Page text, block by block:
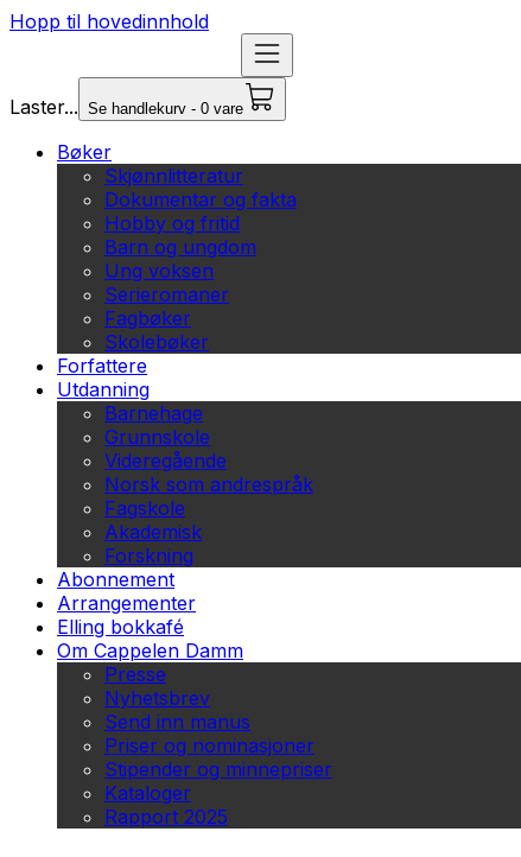
Hopp til hovedinnhold
Laster... Se handlekurv - 0 vare
Bøker
Skjønnlitteratur
Dokumentar og fakta
Hobby og fritid
Barn og ungdom
Ung voksen
Serieromaner
Fagbøker
Skolebøker
Forfattere
Utdanning
Barnehage
Grunnskole
Videregående
Norsk som andrespråk
Fagskole
Akademisk
Forskning
Abonnement
Arrangementer
Elling bokkafé
Om Cappelen Damm
Presse
Nyhetsbrev
Send inn manus
Priser og nominasjoner
Stipender og minnepriser
Kataloger
Rapport 2025